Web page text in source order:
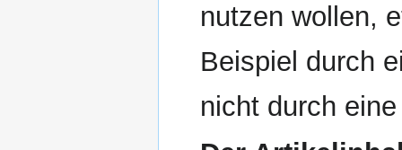
nutzen wollen,
Beispiel durch
nicht durch